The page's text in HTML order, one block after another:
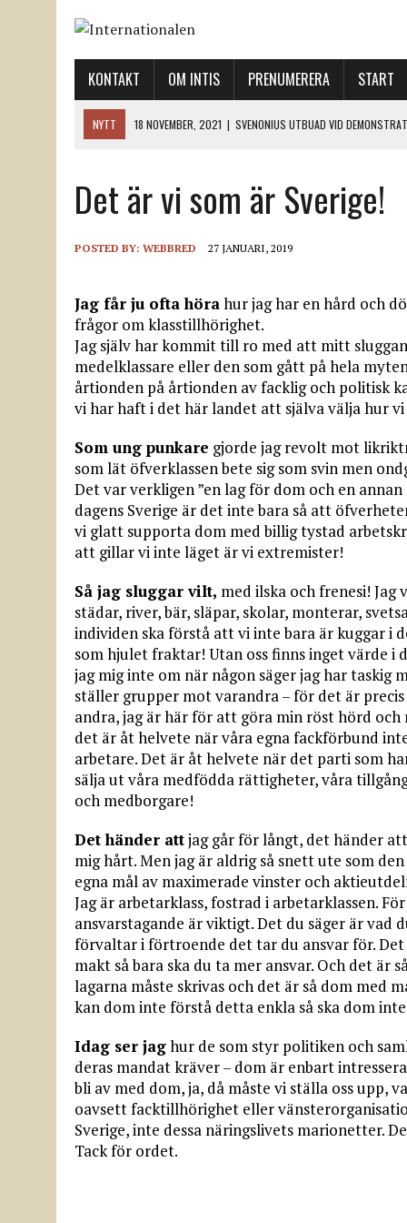
KONTAKT OM INTIS PRENUMERERA START
NYTT 18 NOVEMBER, 2021 | SVENONIUS UTBUAD VID
12 NOVEMBER, 2021
ETT STEG TILL VÄNSTER OCH TVÅ TILL HÖGER
12 NOVEMBER, 2021
NÄR DE DÖDA TAR SIG RÖST
12 NOVEMBER, 2021 | ”SVENSKA FACKFÖRBUND BEHÖVER SKÄRPA
Det är vi som är Sverige!
POSTED BY: WEBBRED 27 JANUARI, 2019
Jag får ju ofta hörahur jag har en hård och
frågor om klasstillhörighet.
Jag själv har kommit till ro med att mitt
medelklassare eller den som gått på hela
årtionden på årtionden av facklig och politisk
vi har haft i det här landet att själva välja hur
Som ung punkare gjorde jag revolt mot
som lät öfverklassen bete sig som svin men
Det var verkligen ”en lag för dom och en
dagens Sverige är det inte bara så att
vi glatt supporta dom med billig tystad
att gillar vi inte läget är vi extremister!
Så jag sluggar vilt, med ilska och frenesi!
städar, river, bär, släpar, skolar, monterar,
individen ska förstå att vi inte bara är kuggar i
som hjulet fraktar! Utan oss finns inget värde i
jag mig inte om när någon säger jag har taskig
ställer grupper mot varandra – för det är
andra, jag är här för att göra min röst hörd
det är åt helvete när våra egna fackförbund
arbetare. Det är åt helvete när det parti som
sälja ut våra medfödda rättigheter, våra
och medborgare!
Det händer attjag går för långt, det händer
mig hårt. Men jag är aldrig så snett ute som
egna mål av maximerade vinster och
Jag är arbetarklass, fostrad i arbetarklassen.
ansvarstagande är viktigt. Det du säger är
förvaltar i förtroende det tar du ansvar för.
makt så bara ska du ta mer ansvar. Och det är
lagarna måste skrivas och det är så dom med
kan dom inte förstå detta enkla så ska dom
Idag ser jaghur de som styr politiken och
deras mandat kräver – dom är enbart
bli av med dom, ja, då måste vi ställa oss upp,
oavsett facktillhörighet eller
Sverige, inte dessa näringslivets marionetter.
Tack för ordet.